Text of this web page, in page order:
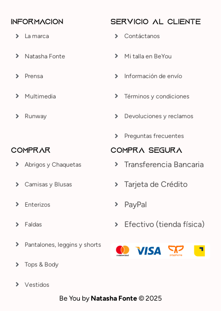
Información
La marca
Natasha Fonte
Prensa
Multimedia
Runway
Servicio al Cliente
Contáctanos
Mi talla en BeYou
Información de envío
Términos y condiciones
Devoluciones y reclamos
Preguntas frecuentes
Comprar
Abrigos y Chaquetas
Camisas y Blusas
Enterizos
Faldas
Pantalones, leggins y shorts
Tops & Body
Vestidos
COMPRA SEGURA
Transferencia Bancaria
Tarjeta de Crédito
PayPal
Efectivo (tienda física)
Be You by Natasha Fonte© 2025